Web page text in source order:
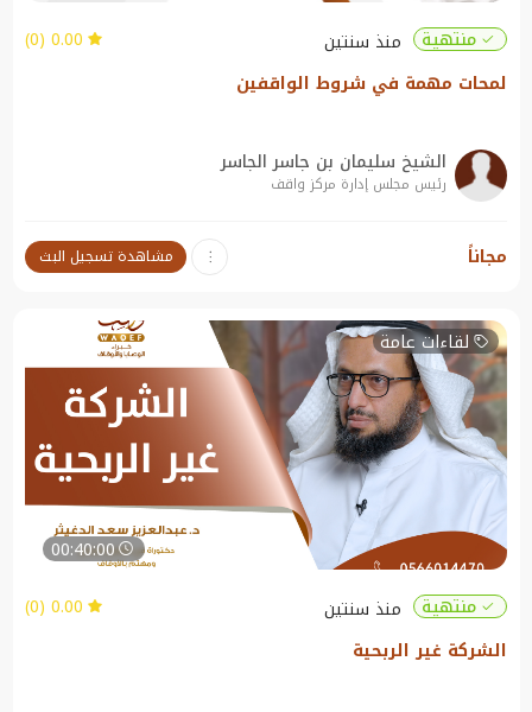
منتهية
منذ سنتين
0.00 (0)
لمحات مهمة في شروط الواقفين
الشيخ سليمان بن جاسر الجاسر
رئيس مجلس إدارة مركز واقف
نبذة عن الندوة:
لمحات مهمة في شروط الواقفين
مجاناً مشاهدة تسجيل البث
لقاءات عامة
00:40:00
منتهية
منذ سنتين
0.00 (0)
الشركة غير الربحية